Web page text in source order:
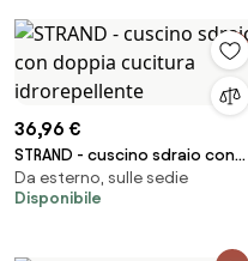
36,96 €
STRAND - cuscino sdraio con
doppia cucitura idrorepellente
Da esterno, sulle sedie
Disponibile